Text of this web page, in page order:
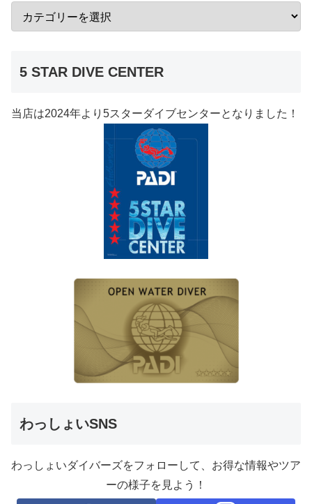
5 STAR DIVE CENTER
当店は2024年より5スターダイブセンターとなりました！
わっしょいSNS
わっしょいダイバーズをフォローして、お得な情報やツア
ーの様子を見よう！